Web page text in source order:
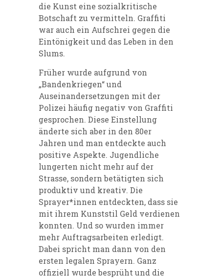
die Kunst eine sozialkritische
Botschaft zu vermitteln. Graffiti
war auch ein Aufschrei gegen die
Eintönigkeit und das Leben in den
Slums.
Früher wurde aufgrund von
„Bandenkriegen“ und
Auseinandersetzungen mit der
Polizei häufig negativ von Graffiti
gesprochen. Diese Einstellung
änderte sich aber in den 80er
Jahren und man entdeckte auch
positive Aspekte. Jugendliche
lungerten nicht mehr auf der
Strasse, sondern betätigten sich
produktiv und kreativ. Die
Sprayer*innen entdeckten, dass sie
mit ihrem Kunststil Geld verdienen
konnten. Und so wurden immer
mehr Auftragsarbeiten erledigt.
Dabei spricht man dann von den
ersten legalen Sprayern. Ganz
offiziell wurde besprüht und die